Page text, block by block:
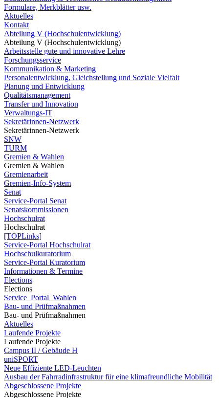
Formulare, Merkblätter usw.
Aktuelles
Kontakt
Abteilung V (Hochschulentwicklung)
Abteilung V (Hochschulentwicklung)
Arbeitsstelle gute und innovative Lehre
Forschungsservice
Kommunikation & Marketing
Personalentwicklung, Gleichstellung und Soziale Vielfalt
Planung und Entwicklung
Qualitätsmanagement
Transfer und Innovation
Verwaltungs-IT
Sekretärinnen-Netzwerk
Sekretärinnen-Netzwerk
SNW
TURM
Gremien & Wahlen
Gremien & Wahlen
Gremienarbeit
Gremien-Info-System
Senat
Service-Portal Senat
Senatskommissionen
Hochschulrat
Hochschulrat
[TOPLinks]
Service-Portal Hochschulrat
Hochschulkuratorium
Service-Portal Kuratorium
Informationen & Termine
Elections
Elections
Service_Portal_Wahlen
Bau- und Prüfmaßnahmen
Bau- und Prüfmaßnahmen
Aktuelles
Laufende Projekte
Laufende Projekte
Campus II / Gebäude H
uniSPORT
Neue Effiziente LED-Leuchten
Ausbau der Fahrradinfrastruktur für eine klimafreundliche Mobilität
Abgeschlossene Projekte
Abgeschlossene Projekte